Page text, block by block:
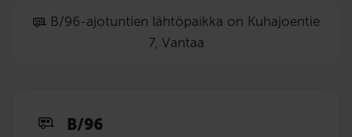
B/96-ajotuntien lähtöpaikka on Kuhajoentie
7, Vantaa
B/96